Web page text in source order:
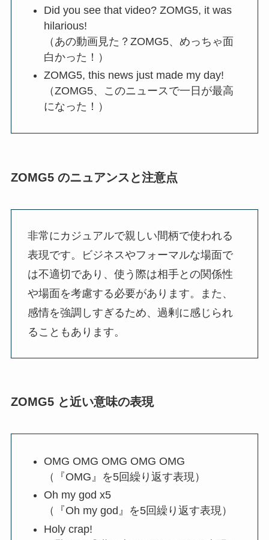
Did you see that video? ZOMG5, it was
hilarious!
（あの動画見た？ZOMG5、めっちゃ面
白かった！）
ZOMG5, this news just made my day!
（ZOMG5、このニュースで一日が最高
になった！）
ZOMG5 のニュアンスと注意点
非常にカジュアルで親しい間柄で使われる
表現です。ビジネスやフォーマルな場面で
は不適切であり、使う際は相手との関係性
や場面を考慮する必要があります。また、
感情を強調しすぎるため、過剰に感じられ
ることもあります。
ZOMG5 と近い意味の表現
OMG OMG OMG OMG OMG
（『OMG』を5回繰り返す表現）
Oh my god x5
（『Oh my god』を5回繰り返す表現）
Holy crap!